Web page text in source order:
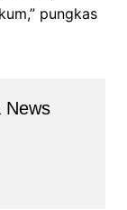
pungkas
News